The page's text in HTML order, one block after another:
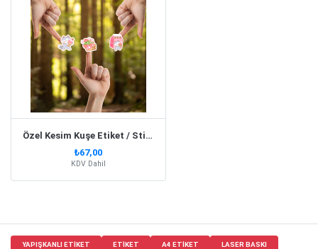
Özel Kesim Kuşe Etiket / Sticker
₺67,00
KDV Dahil
YAPIŞKANLI ETIKET ETIKET A4 ETIKET LASER BASKI